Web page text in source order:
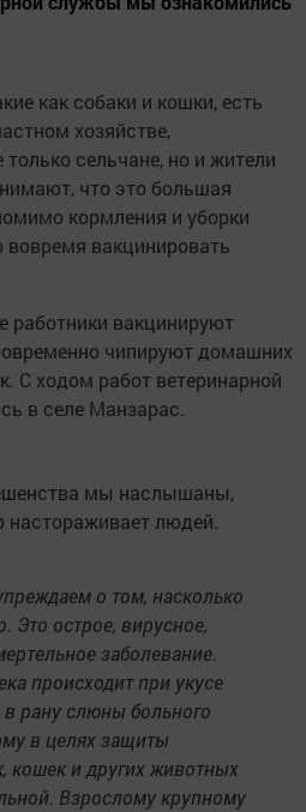
как собаки и кошки, есть
хозяйстве,
сельчане, но и жители
что это большая
кормления и уборки
вакцинировать
работники вакцинируют
чипируют домашних
С ходом работ ветеринарной
в селе Манзарас.
мы наслышаны,
настораживает людей.
о том, насколько
Это острое, вирусное,
заболевание.
происходит при укусе
рану слюны больного
в целях защиты
кошек и других животных
Взрослому крупному